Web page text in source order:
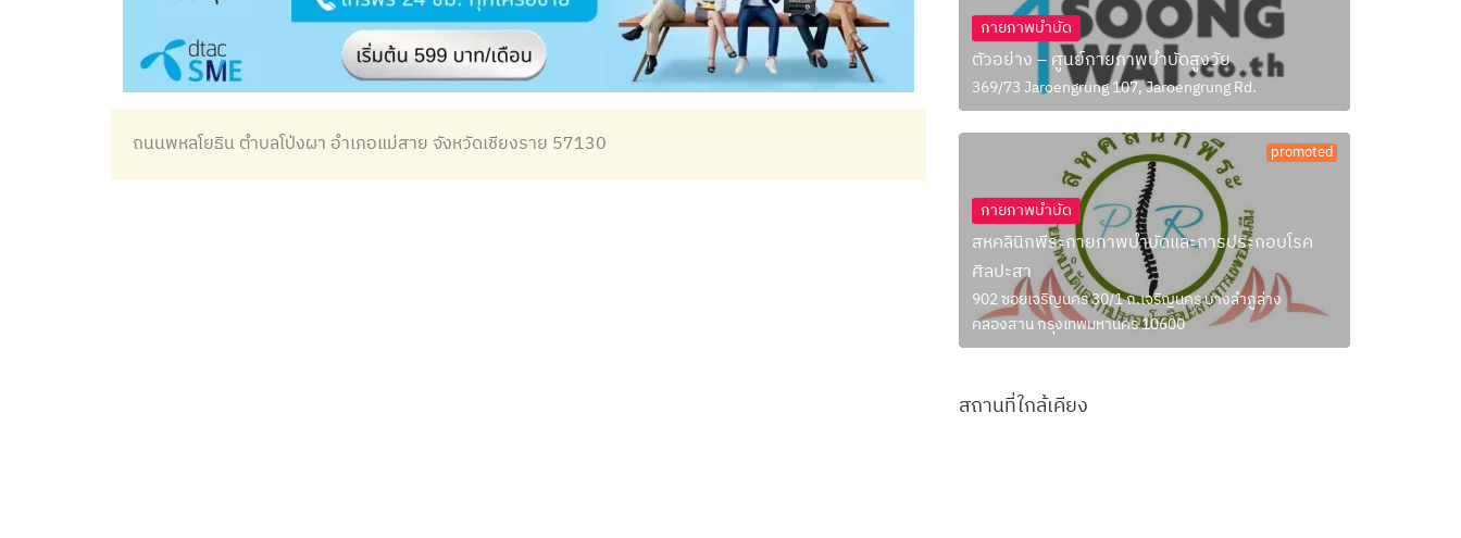
ถนนพหลโยธิน ตำบลโป่งผา อำเภอแม่สาย จังหวัดเชียงราย 57130
กายภาพบำบัด
ตัวอย่าง – ศูนย์กายภาพบำบัดสูงวัย
369/73 Jaroengrung 107, Jaroengrung Rd.
promoted
กายภาพบำบัด
สหคลินิกพีระกายภาพบำบัดและการประกอบโรค
ศิลปะสา
902 ซอยเจริญนคร 30/1 ถ.เจริญนคร บางลำภูล่าง
คลองสาน กรุงเทพมหานคร 10600
สถานที่ใกล้เคียง